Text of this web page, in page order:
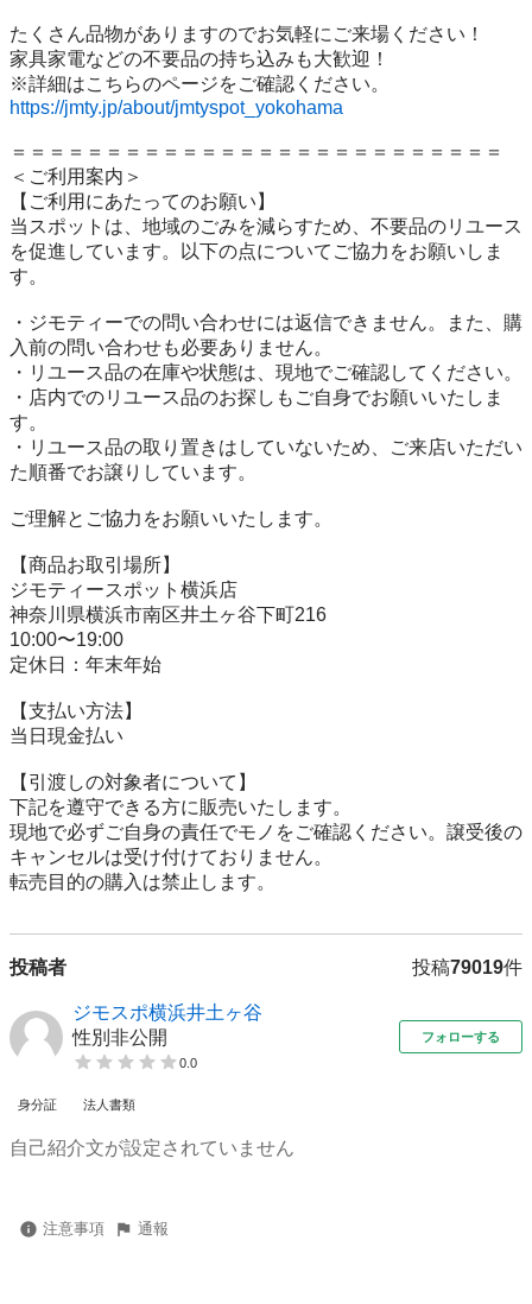
たくさん品物がありますのでお気軽にご来場ください！
家具家電などの不要品の持ち込みも大歓迎！
https://jmty.jp/about/jmtyspot_yokohama
＝＝＝＝＝＝＝＝＝＝＝＝＝＝＝＝＝＝＝＝＝＝＝＝＝＝
＜ご利用案内＞
【ご利用にあたってのお願い】
当スポットは、地域のごみを減らすため、不要品のリユース
を促進しています。以下の点についてご協力をお願いしま
す。
・ジモティーでの問い合わせには返信できません。また、購
入前の問い合わせも必要ありません。
・リユース品の在庫や状態は、現地でご確認してください。
・店内でのリユース品のお探しもご自身でお願いいたしま
す。
・リユース品の取り置きはしていないため、ご来店いただい
た順番でお譲りしています。
ご理解とご協力をお願いいたします。
【商品お取引場所】
ジモティースポット横浜店
神奈川県横浜市南区井土ヶ谷下町216
10:00〜19:00
定休日：年末年始
【⽀払い⽅法】
当日現金払い
【引渡しの対象者について】
下記を遵守できる⽅に販売いたします。
現地で必ずご⾃⾝の責任でモノをご確認ください。譲受後の
キャンセルは受け付けておりません。
転売⽬的の購⼊は禁⽌します。
投稿者 投稿79019件
ジモスポ横浜井土ヶ谷
性別非公開
0.0
フォローする
身分証 法人書類
自己紹介文が設定されていません
注意事項 通報